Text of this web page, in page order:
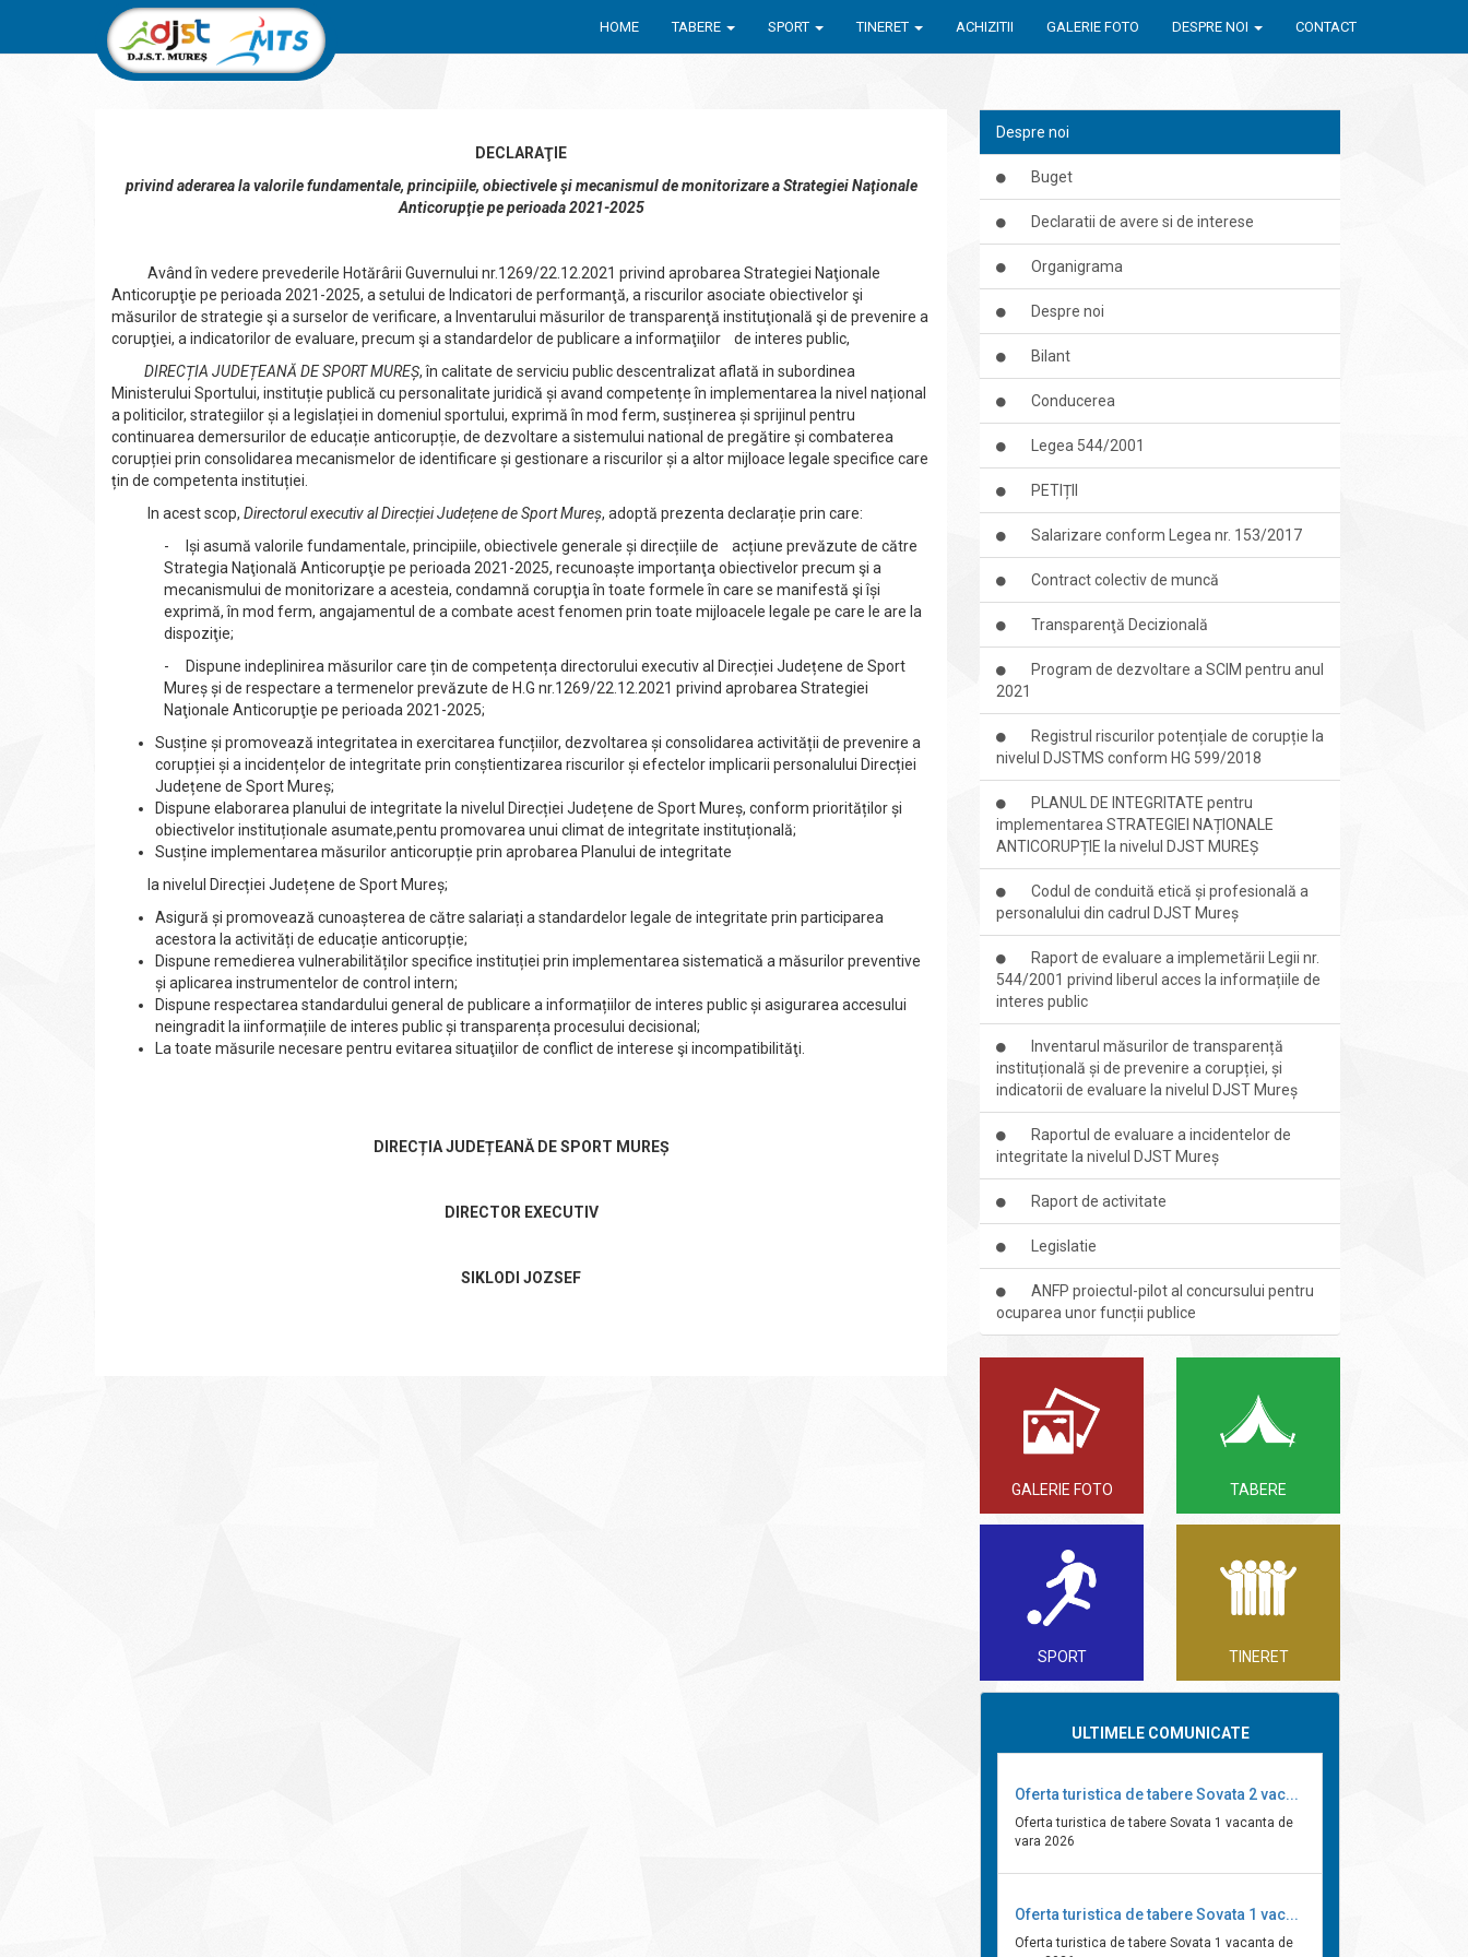
HOME TABERE SPORT TINERET ACHIZITII GALERIE FOTO DESPRE NOI CONTACT
DECLARAŢIE
privind aderarea la valorile fundamentale, principiile, obiectivele şi mecanismul de monitorizare a Strategiei Naţionale
Anticorupţie pe perioada 2021-2025
Având în vedere prevederile Hotărârii Guvernului nr.1269/22.12.2021 privind aprobarea Strategiei Naţionale
Anticorupţie pe perioada 2021-2025, a setului de Indicatori de performanţă, a riscurilor asociate obiectivelor şi
măsurilor de strategie şi a surselor de verificare, a Inventarului măsurilor de transparenţă instituţională şi de prevenire a
corupţiei, a indicatorilor de evaluare, precum şi a standardelor de publicare a informaţiilor de interes public,
DIRECȚIA JUDEȚEANĂ DE SPORT MUREȘ, în calitate de serviciu public descentralizat aflată in subordinea
Ministerului Sportului, instituție publică cu personalitate juridică și avand competențe în implementarea la nivel național
a politicilor, strategiilor și a legislației in domeniul sportului, exprimă în mod ferm, susținerea și sprijinul pentru
continuarea demersurilor de educație anticorupție, de dezvoltare a sistemului national de pregătire și combaterea
corupției prin consolidarea mecanismelor de identificare și gestionare a riscurilor și a altor mijloace legale specifice care
țin de competenta instituției.
In acest scop, Directorul executiv al Direcției Județene de Sport Mureș, adoptă prezenta declarație prin care:
- Iși asumă valorile fundamentale, principiile, obiectivele generale și direcțiile de acțiune prevăzute de către
Strategia Naţională Anticorupţie pe perioada 2021-2025, recunoaște importanţa obiectivelor precum şi a
mecanismului de monitorizare a acesteia, condamnă corupţia în toate formele în care se manifestă şi își
exprimă, în mod ferm, angajamentul de a combate acest fenomen prin toate mijloacele legale pe care le are la
dispoziţie;
- Dispune indeplinirea măsurilor care țin de competența directorului executiv al Direcției Județene de Sport
Mureș și de respectare a termenelor prevăzute de H.G nr.1269/22.12.2021 privind aprobarea Strategiei
Naţionale Anticorupţie pe perioada 2021-2025;
Susține și promovează integritatea in exercitarea funcțiilor, dezvoltarea și consolidarea activității de prevenire a
corupției și a incidențelor de integritate prin conștientizarea riscurilor și efectelor implicarii personalului Direcției
Județene de Sport Mureș;
Dispune elaborarea planului de integritate la nivelul Direcției Județene de Sport Mureș, conform priorităților și
obiectivelor instituționale asumate,pentu promovarea unui climat de integritate instituțională;
Susține implementarea măsurilor anticorupție prin aprobarea Planului de integritate
la nivelul Direcției Județene de Sport Mureș;
Asigură și promovează cunoașterea de către salariați a standardelor legale de integritate prin participarea
acestora la activități de educație anticorupție;
Dispune remedierea vulnerabilităților specifice instituției prin implementarea sistematică a măsurilor preventive
și aplicarea instrumentelor de control intern;
Dispune respectarea standardului general de publicare a informațiilor de interes public și asigurarea accesului
neingradit la iinformațiile de interes public și transparența procesului decisional;
La toate măsurile necesare pentru evitarea situaţiilor de conflict de interese şi incompatibilităţi.
DIRECȚIA JUDEȚEANĂ DE SPORT MUREȘ
DIRECTOR EXECUTIV
SIKLODI JOZSEF
Despre noi
Buget
Declaratii de avere si de interese
Organigrama
Despre noi
Bilant
Conducerea
Legea 544/2001
PETIȚII
Salarizare conform Legea nr. 153/2017
Contract colectiv de muncă
Transparenţă Decizională
Program de dezvoltare a SCIM pentru anul
2021
Registrul riscurilor potențiale de corupție la
nivelul DJSTMS conform HG 599/2018
PLANUL DE INTEGRITATE pentru
implementarea STRATEGIEI NAȚIONALE
ANTICORUPȚIE la nivelul DJST MUREȘ
Codul de conduită etică și profesională a
personalului din cadrul DJST Mureș
Raport de evaluare a implemetării Legii nr.
544/2001 privind liberul acces la informațiile de
interes public
Inventarul măsurilor de transparență
instituțională și de prevenire a corupției, și
indicatorii de evaluare la nivelul DJST Mureș
Raportul de evaluare a incidentelor de
integritate la nivelul DJST Mureș
Raport de activitate
Legislatie
ANFP proiectul-pilot al concursului pentru
ocuparea unor funcții publice
GALERIE FOTO TABERE
SPORT TINERET
ULTIMELE COMUNICATE
Oferta turistica de tabere Sovata 2 vac...
Oferta turistica de tabere Sovata 1 vacanta de
vara 2026
Oferta turistica de tabere Sovata 1 vac...
Oferta turistica de tabere Sovata 1 vacanta de